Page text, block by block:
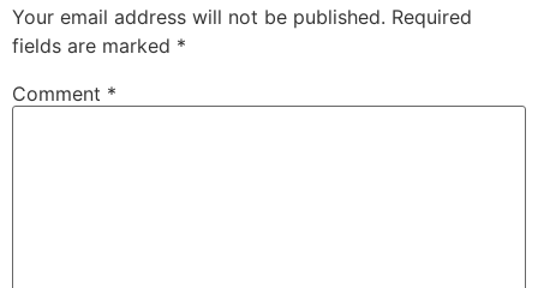
Your email address will not be published. Required
fields are marked *
Comment *